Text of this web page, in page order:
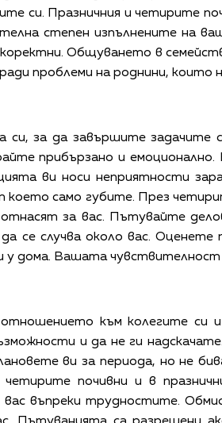
си. Празничния и четирите
степен изпълнените на
Общуването в
проблеми на роднини, които
за да завършите задачите
прибързано и
ви носи неприятности
само губите. През
отнасят за вас. Пътувайте
се случва около вас.
у дома. Вашата чувствителност
към колегите си
и да не ги
ви за периода, но не
почивни и в
въпреки трудностите.